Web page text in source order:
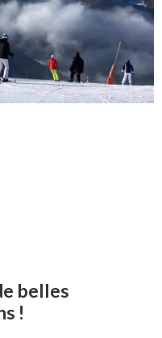
belles
!